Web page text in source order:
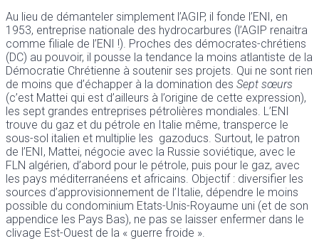
Au lieu de démanteler simplement l’AGIP, il fonde l’ENI, en
1953, entreprise nationale des hydrocarbures (l’AGIP renaitra
comme filiale de l’ENI !). Proches des démocrates-chrétiens
(DC) au pouvoir, il pousse la tendance la moins atlantiste de la
Démocratie Chrétienne à soutenir ses projets. Qui ne sont rien
de moins que d’échapper à la domination des Sept sœurs
(c’est Mattei qui est d’ailleurs à l’origine de cette expression),
les sept grandes entreprises pétrolières mondiales. L’ENI
trouve du gaz et du pétrole en Italie même, transperce le
sous-sol italien et multiplie les gazoducs. Surtout, le patron
de l’ENI, Mattei, négocie avec la Russie soviétique, avec le
FLN algérien, d’abord pour le pétrole, puis pour le gaz, avec
les pays méditerranéens et africains. Objectif : diversifier les
sources d’approvisionnement de l’Italie, dépendre le moins
possible du condominium Etats-Unis-Royaume uni (et de son
appendice les Pays Bas), ne pas se laisser enfermer dans le
clivage Est-Ouest de la « guerre froide ».